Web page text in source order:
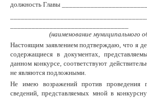
должность Главы
(наименование муниципального
Настоящим заявлением подтверждаю, что я
содержащиеся в доку­ментах,
данном конкурсе, соответствуют
не являются подложными.
Не имею возражений против проведения
сведений, представляемых мной в